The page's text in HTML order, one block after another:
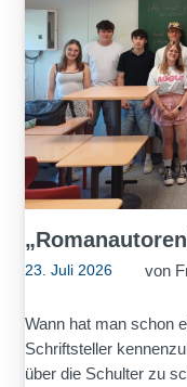
23. Juli 2026 von
Wann hat man schon
Schriftsteller
über die Schulter zu